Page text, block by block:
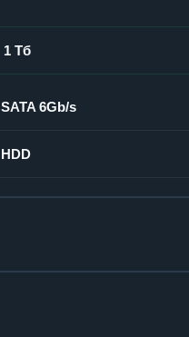
1 Тб
SATA 6Gb/s
HDD